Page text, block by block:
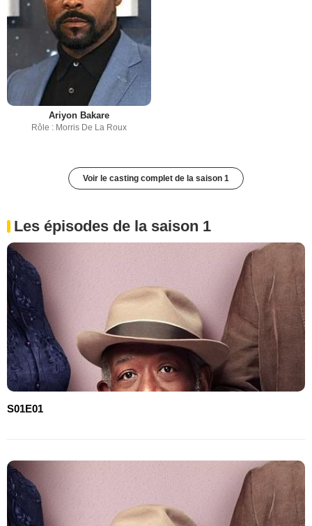
Ariyon Bakare
Rôle : Morris De La Roux
Voir le casting complet de la saison 1
Les épisodes de la saison 1
S01E01